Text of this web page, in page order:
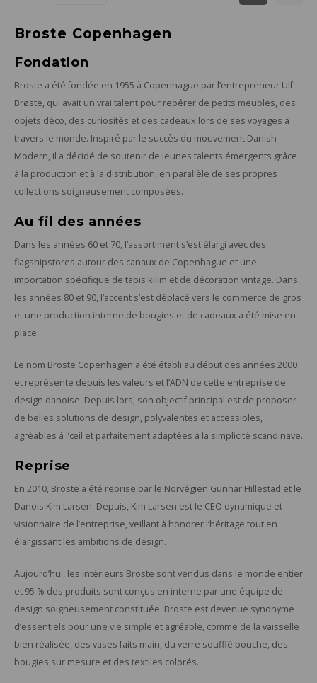
Broste Copenhagen
Fondation
Broste a été fondée en 1955 à Copenhague par l’entrepreneur Ulf
Brøste, qui avait un vrai talent pour repérer de petits meubles, des
objets déco, des curiosités et des cadeaux lors de ses voyages à
travers le monde. Inspiré par le succès du mouvement Danish
Modern, il a décidé de soutenir de jeunes talents émergents grâce
à la production et à la distribution, en parallèle de ses propres
collections soigneusement composées.
Au fil des années
Dans les années 60 et 70, l’assortiment s’est élargi avec des
flagshipstores autour des canaux de Copenhague et une
importation spécifique de tapis kilim et de décoration vintage. Dans
les années 80 et 90, l’accent s’est déplacé vers le commerce de gros
et une production interne de bougies et de cadeaux a été mise en
place.
Le nom Broste Copenhagen a été établi au début des années 2000
et représente depuis les valeurs et l’ADN de cette entreprise de
design danoise. Depuis lors, son objectif principal est de proposer
de belles solutions de design, polyvalentes et accessibles,
agréables à l’œil et parfaitement adaptées à la simplicité scandinave.
Reprise
En 2010, Broste a été reprise par le Norvégien Gunnar Hillestad et le
Danois Kim Larsen. Depuis, Kim Larsen est le CEO dynamique et
visionnaire de l’entreprise, veillant à honorer l’héritage tout en
élargissant les ambitions de design.
Aujourd’hui, les intérieurs Broste sont vendus dans le monde entier
et 95 % des produits sont conçus en interne par une équipe de
design soigneusement constituée. Broste est devenue synonyme
d’essentiels pour une vie simple et agréable, comme de la vaisselle
bien réalisée, des vases faits main, du verre soufflé bouche, des
bougies sur mesure et des textiles colorés.